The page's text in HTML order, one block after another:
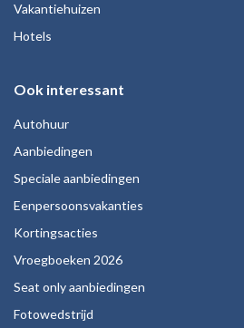
Vakantiehuizen
Hotels
Ook interessant
Autohuur
Aanbiedingen
Speciale aanbiedingen
Eenpersoonsvakanties
Kortingsacties
Vroegboeken 2026
Seat only aanbiedingen
Fotowedstrijd